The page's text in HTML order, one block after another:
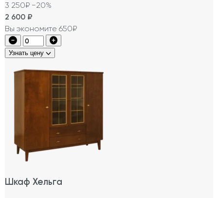
3 250₽ −20%
2 600 ₽
Вы экономите 650₽
Узнать цену
Шкаф Хельга